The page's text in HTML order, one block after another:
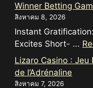
Winner Betting
สิงหาคม 8, 2026
Instant
Excites Short- ...
Lizaro Casino : Jeu
de l’Adrénaline
สิงหาคม 7, 2026